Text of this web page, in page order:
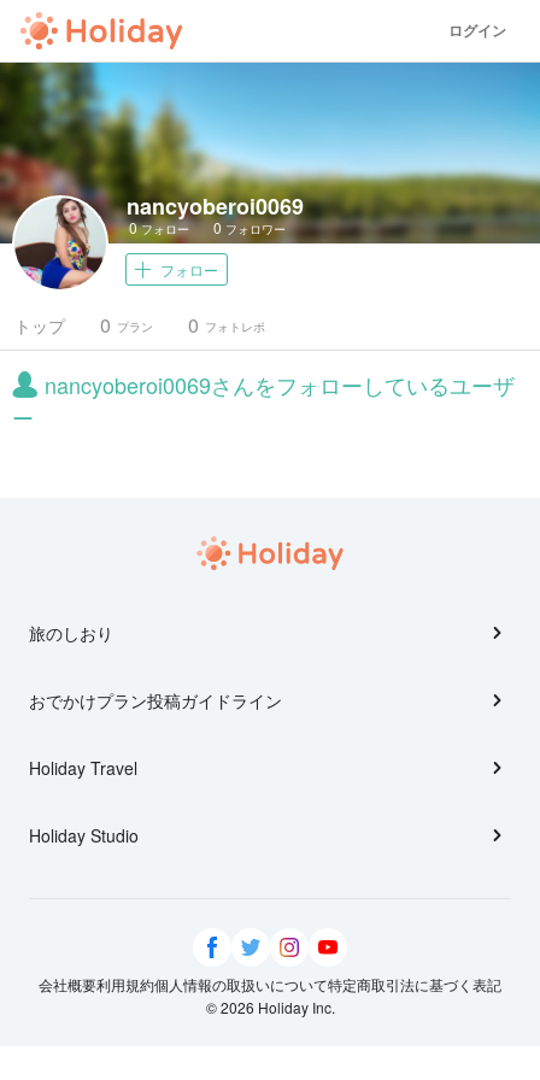
ログイン
nancyoberoi0069
0フォロー 0 フォロワー
フォロー
トップ プラン
0 フォトレポ
0
nancyoberoi0069さんをフォローしているユーザ
ー
旅のしおり
おでかけプラン投稿ガイドライン
Holiday Travel
Holiday Studio
会社概要利用規約個人情報の取扱いについて特定商取引法に基づく表記
© 2026 Holiday Inc.